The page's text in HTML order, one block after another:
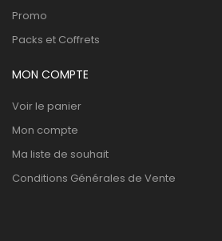
Promo
Packs et Coffrets
MON COMPTE
Voir le panier
Mon compte
Ma liste de souhait
Conditions Générales de Vente